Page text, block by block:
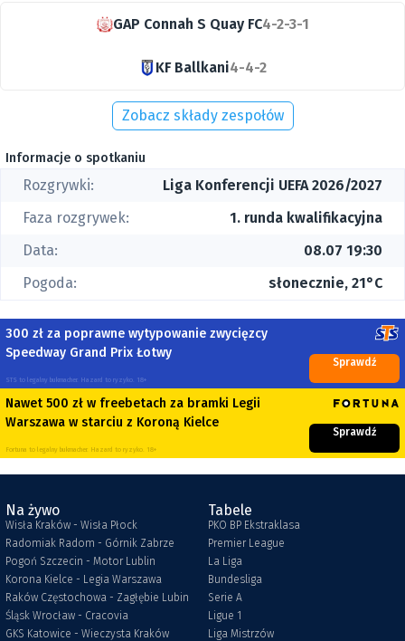
GAP Connah S Quay FC4-2-3-1
KF Ballkani4-4-2
Zobacz składy zespołów
Informacje o spotkaniu
Rozgrywki:
Liga Konferencji UEFA 2026/2027
Faza rozgrywek:
1. runda kwalifikacyjna
Data:
08.07 19:30
Pogoda:
słonecznie, 21°C
300 zł za poprawne wytypowanie zwycięzcy
Speedway Grand Prix Łotwy
STS to legalny bukmacher. Hazard to ryzyko. 18+
Sprawdź
Nawet 500 zł w freebetach za bramki Legii
Warszawa w starciu z Koroną Kielce
Fortuna to legalny bukmacher. Hazard to ryzyko. 18+
Sprawdź
Na żywo
Wisła Kraków - Wisła Płock
Radomiak Radom - Górnik Zabrze
Pogoń Szczecin - Motor Lublin
Korona Kielce - Legia Warszawa
Raków Częstochowa - Zagłębie Lubin
Śląsk Wrocław - Cracovia
GKS Katowice - Wieczysta Kraków
Tabele
PKO BP Ekstraklasa
Premier League
La Liga
Bundesliga
Serie A
Ligue 1
Liga Mistrzów